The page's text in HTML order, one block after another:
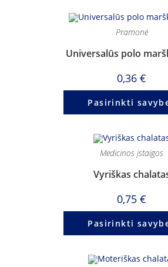
Pramonė
Universalūs polo
0,36 €
Pasirinkti
Medicinos įstaigos
Vyriškas
0,75 €
Pasirinkti